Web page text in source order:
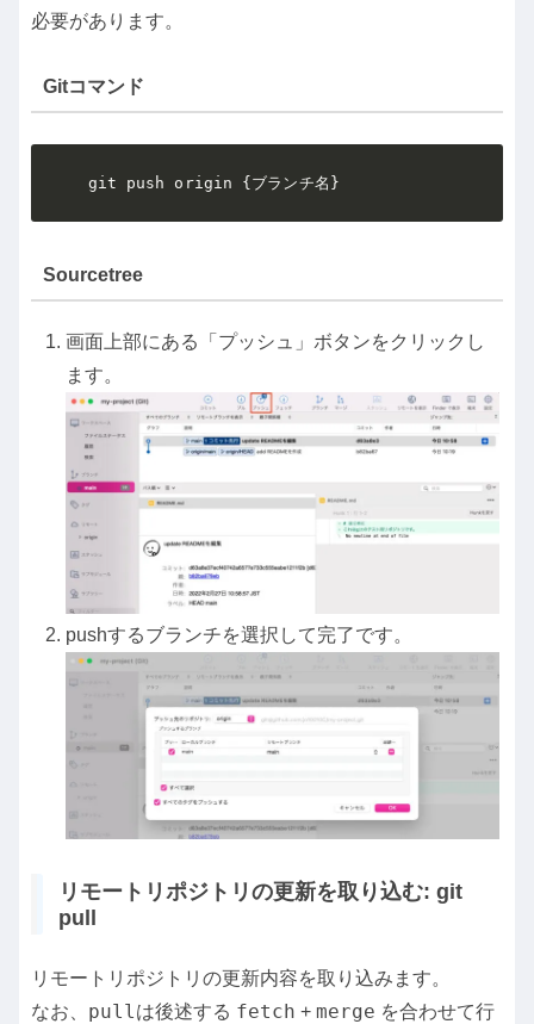
必要があります。
Gitコマンド
git push origin {ブランチ名}
Sourcetree
画面上部にある「プッシュ」ボタンをクリックし
ます。
pushするブランチを選択して完了です。
リモートリポジトリの更新を取り込む: git
pull
リモートリポジトリの更新内容を取り込みます。
なお、 pullは後述する fetch + merge を合わせて行